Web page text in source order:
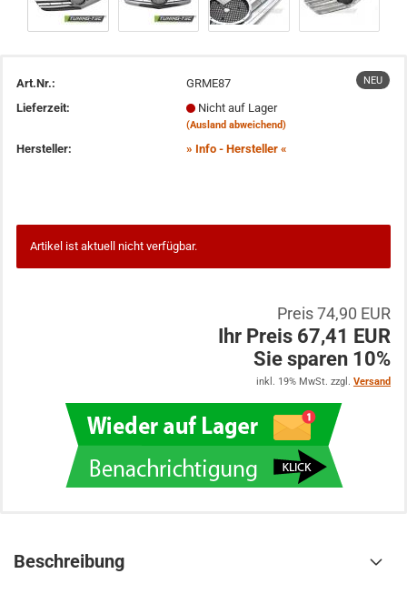
NEU
Art.Nr.:
GRME87
Lieferzeit:
Nicht auf Lager
(Ausland abweichend)
Hersteller: » Info - Hersteller «
Artikel ist aktuell nicht verfügbar.
Preis 74,90 EUR
Ihr Preis 67,41 EUR
Sie sparen 10%
inkl. 19% MwSt. zzgl. Versand
Beschreibung